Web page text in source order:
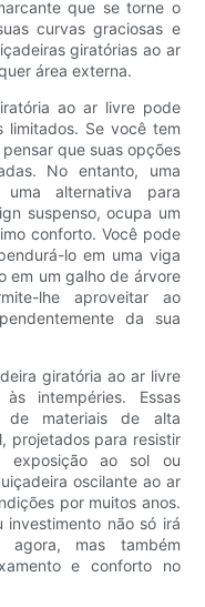
que se torne o
curvas graciosas e
giratórias ao ar
área externa.
ao ar livre pode
limitados. Se você tem
que suas opções
No entanto, uma
uma alternativa para
suspenso, ocupa um
conforto. Você pode
lo em uma viga
em um galho de árvore
lhe aproveitar ao
da sua
giratória ao ar livre
intempéries. Essas
de materiais de alta
projetados para resistir
exposição ao sol ou
oscilante ao ar
por muitos anos.
investimento não só irá
mas também
e conforto no